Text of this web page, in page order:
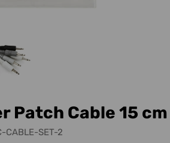
Patch Cable 15 cm
CABLE-SET-2